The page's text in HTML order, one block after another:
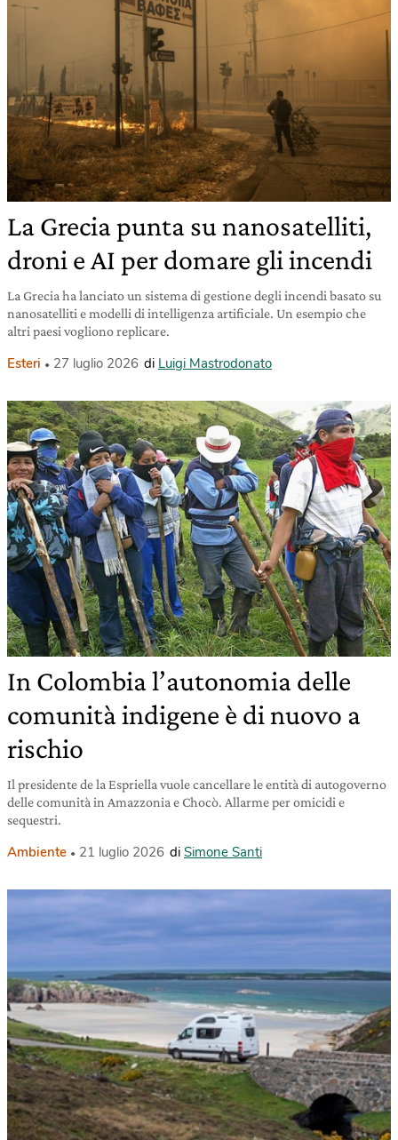
La Grecia punta su nanosatelliti,
droni e AI per domare gli incendi
La Grecia ha lanciato un sistema di gestione degli incendi basato su
nanosatelliti e modelli di intelligenza artificiale. Un esempio che
altri paesi vogliono replicare.
Esteri 27 luglio 2026 di Luigi Mastrodonato
In Colombia l’autonomia delle
comunità indigene è di nuovo a
rischio
Il presidente de la Espriella vuole cancellare le entità di autogoverno
delle comunità in Amazzonia e Chocò. Allarme per omicidi e
sequestri.
Ambiente 21 luglio 2026 di Simone Santi